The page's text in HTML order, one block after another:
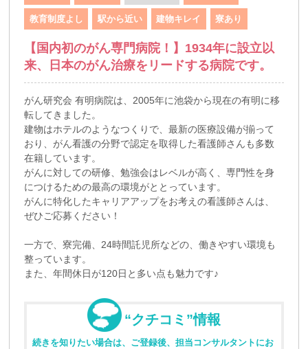
教育制度よし 駅から近い 建物キレイ 寮あり
【国内初のがん専門病院！】1934年に設立以
来、日本のがん治療をリードする病院です。
がん研究会 有明病院は、2005年に池袋から現在の有明に移
転してきました。
建物はホテルのようなつくりで、最新の医療設備が揃って
おり、がん看護の分野で認定を取得した看護師さんも多数
在籍しています。
がんに対しての研修、勉強会はレベルが高く、専門性を身
につけるための最高の環境がととっています。
がんに特化したキャリアアップをお考えの看護師さんは、
ぜひご応募ください！
一方で、寮完備、24時間託児所などの、働きやすい環境も
整っています。
また、年間休日が120日と多い点も魅力です♪
“クチコミ”情報
続きを知りたい場合は、ご登録後、担当コンサルタントにお